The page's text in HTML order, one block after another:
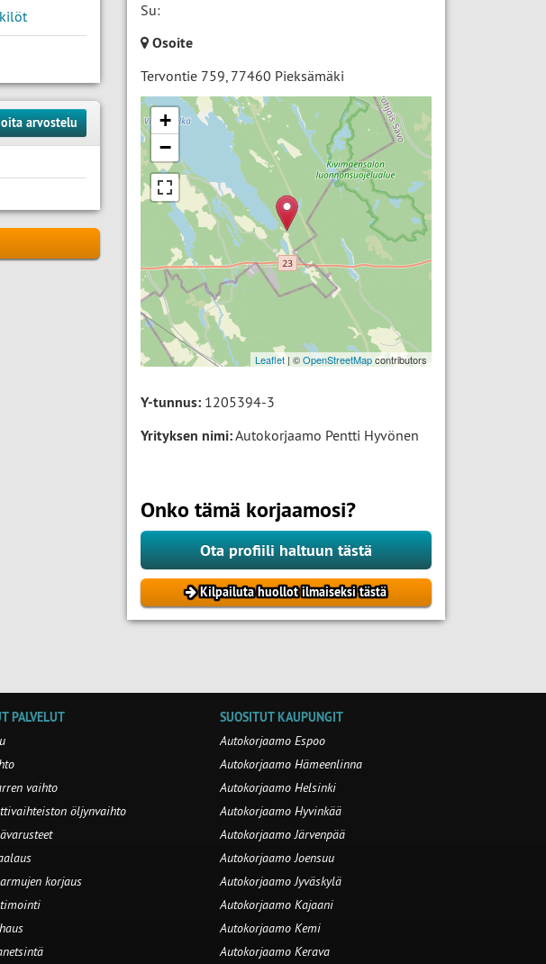
Su:
Osoite
Tervontie 759, 77460 Pieksämäki
+
−
Leaflet | ©OpenStreetMapcontributors
Y-tunnus:1205394-3
Yrityksen nimi:Autokorjaamo Pentti Hyvönen
Onko tämä korjaamosi?
Ota profiili haltuun tästä
Kilpailuta huollot ilmaiseksi tästä
arvostelu
PALVELUT
vaihto
öljynvaihto
korjaus
SUOSITUT KAUPUNGIT
Autokorjaamo Espoo
Autokorjaamo Hämeenlinna
Autokorjaamo Helsinki
Autokorjaamo Hyvinkää
Autokorjaamo Järvenpää
Autokorjaamo Joensuu
Autokorjaamo Jyväskylä
Autokorjaamo Kajaani
Autokorjaamo Kemi
Autokorjaamo Kerava